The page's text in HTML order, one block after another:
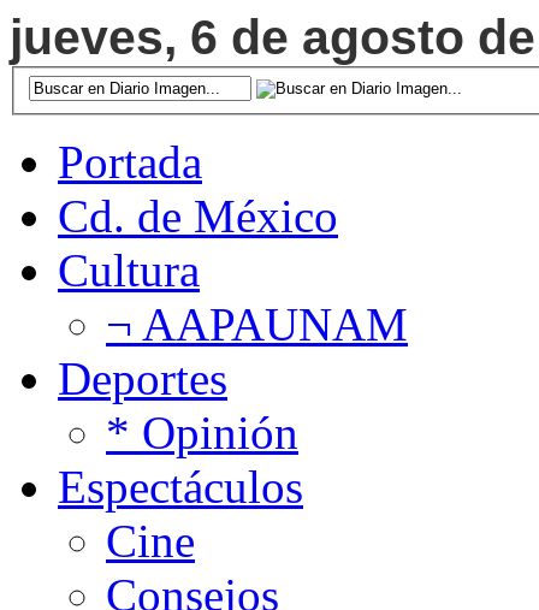
jueves, 6 de agosto
Portada
Cd. de México
Cultura
¬ AAPAUNAM
Deportes
* Opinión
Espectáculos
Cine
Consejos